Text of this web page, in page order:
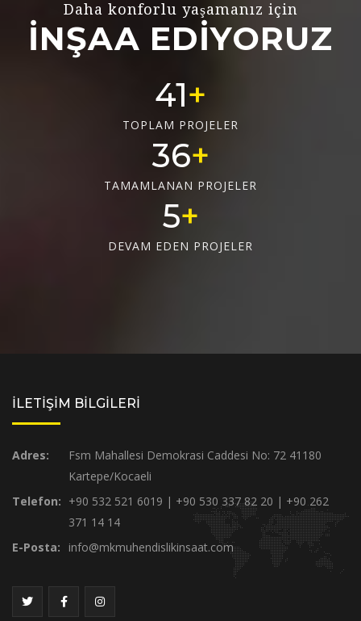
Daha konforlu yaşamanız için
İNŞAA EDİYORUZ
55
TOPLAM PROJELER
48
TAMAMLANAN PROJELER
6
DEVAM EDEN PROJELER
İLETİŞİM BİLGİLERİ
Adres:
Fsm Mahallesi Demokrasi Caddesi No: 72 41180
Kartepe/Kocaeli
Telefon: +90 532 521 6019 | +90 530 337 82 20 | +90 262
371 14 14
E-Posta:
info@mkmuhendislikinsaat.com